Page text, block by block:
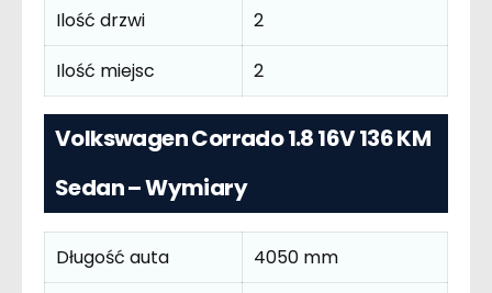
Ilość drzwi
2
Ilość miejsc
2
Volkswagen Corrado 1.8 16V 136 KM
Sedan – Wymiary
Długość auta
4050 mm